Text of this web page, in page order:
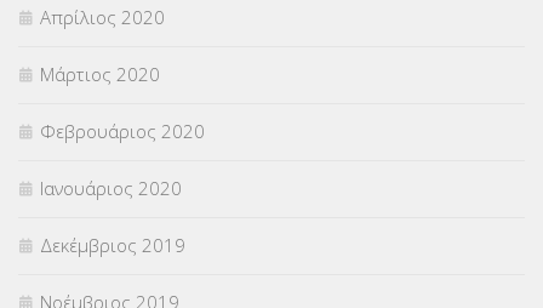
Απρίλιος 2020
Μάρτιος 2020
Φεβρουάριος 2020
Ιανουάριος 2020
Δεκέμβριος 2019
Νοέμβριος 2019